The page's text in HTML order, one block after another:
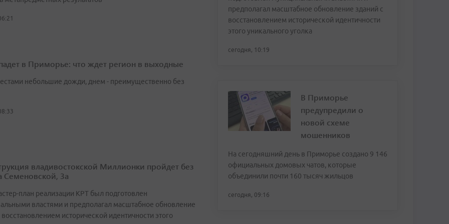
в Приморье: что ждет регион в выходные
небольшие дожди, днем - преимущественно без
владивостокской Миллионки пройдет без
Семеновской, 3а
план реализации КРТ был подготовлен
властями и предполагал масштабное обновление
восстановлением исторической идентичности этого
предполагал масштабное обновление зданий с
восстановлением исторической идентичности
этого уникального уголка
сегодня, 10:19
В Приморье
предупредили о
новой схеме
мошенников
На сегодняшний день в Приморье создано 9 146
официальных домовых чатов, которые
объединили почти 160 тысяч жильцов
сегодня, 09:16